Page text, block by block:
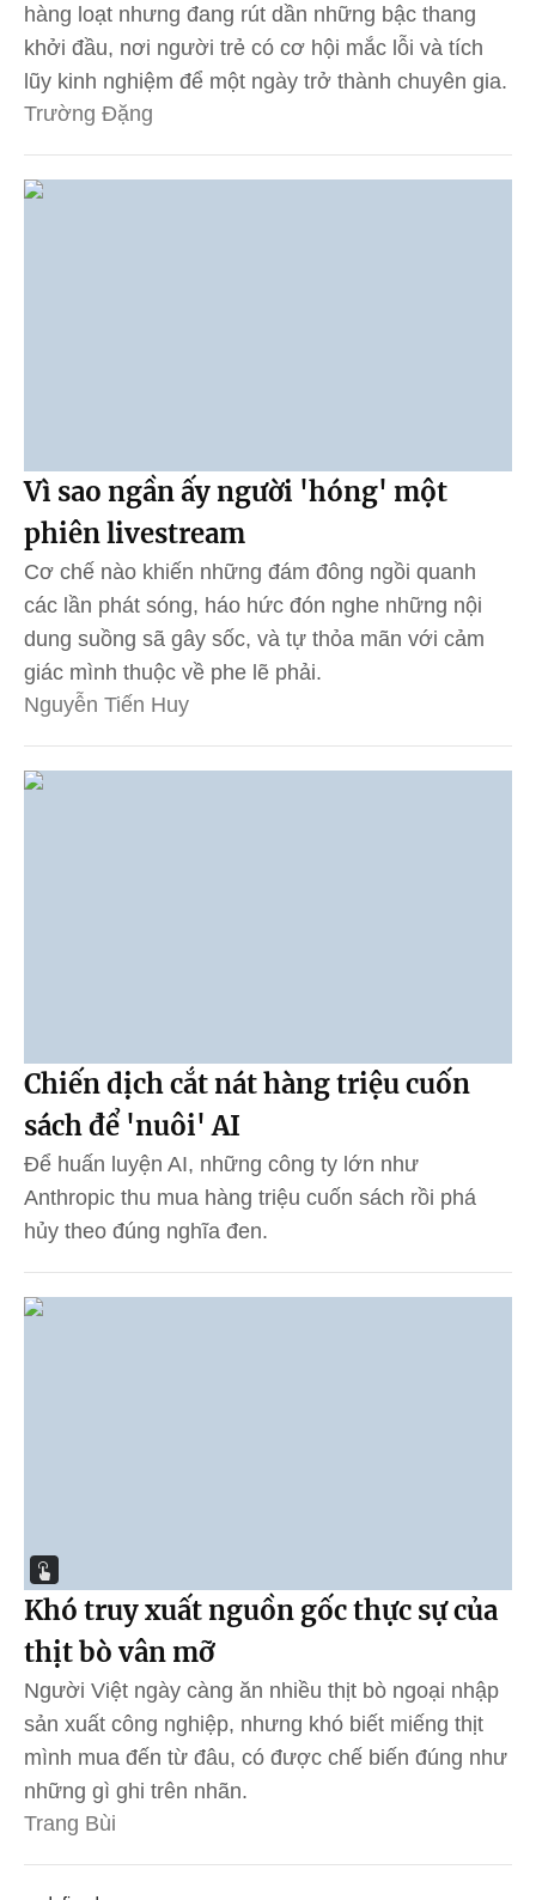
hàng loạt nhưng đang rút dần những bậc thang
khởi đầu, nơi người trẻ có cơ hội mắc lỗi và tích
lũy kinh nghiệm để một ngày trở thành chuyên gia.
Trường Đặng
Vì sao ngần ấy người 'hóng' một
phiên livestream
Cơ chế nào khiến những đám đông ngồi quanh
các lần phát sóng, háo hức đón nghe những nội
dung suồng sã gây sốc, và tự thỏa mãn với cảm
giác mình thuộc về phe lẽ phải.
Nguyễn Tiến Huy
Chiến dịch cắt nát hàng triệu cuốn
sách để 'nuôi' AI
Để huấn luyện AI, những công ty lớn như
Anthropic thu mua hàng triệu cuốn sách rồi phá
hủy theo đúng nghĩa đen.
Khó truy xuất nguồn gốc thực sự của
thịt bò vân mỡ
Người Việt ngày càng ăn nhiều thịt bò ngoại nhập
sản xuất công nghiệp, nhưng khó biết miếng thịt
mình mua đến từ đâu, có được chế biến đúng như
những gì ghi trên nhãn.
Trang Bùi